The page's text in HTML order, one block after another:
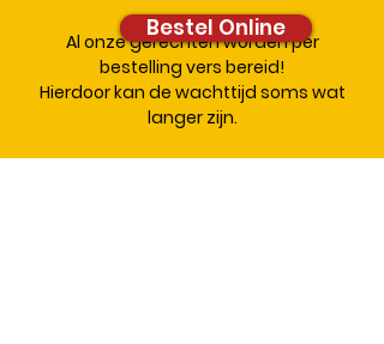
Al onze gerechten worden per
bestelling vers bereid!
Hierdoor kan de wachttijd soms wat
langer zijn.
Bestel Online